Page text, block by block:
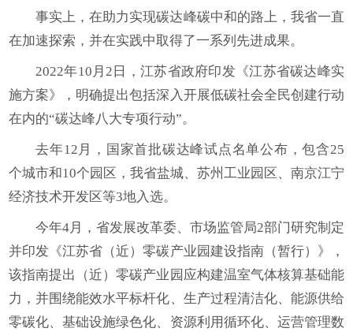
事实上，在助力实现碳达峰碳中和的路上，我省一直
在加速探索，并在实践中取得了一系列先进成果。
2022年10月2日，江苏省政府印发《江苏省碳达峰实
施方案》，明确提出包括深入开展低碳社会全民创建行动
在内的“碳达峰八大专项行动”。
去年12月，国家首批碳达峰试点名单公布，包含25
个城市和10个园区，我省盐城、苏州工业园区、南京江宁
经济技术开发区等3地入选。
今年4月，省发展改革委、市场监管局2部门研究制定
并印发《江苏省（近）零碳产业园建设指南（暂行）》，
该指南提出（近）零碳产业园应构建温室气体核算基础能
力，并围绕能效水平标杆化、生产过程清洁化、能源供给
零碳化、基础设施绿色化、资源利用循环化、运营管理数